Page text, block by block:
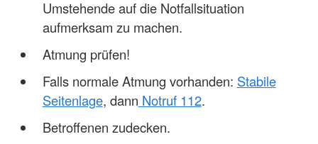
Umstehende auf die Notfallsituation
aufmerksam zu machen.
Atmung prüfen!
Falls normale Atmung vorhanden: Stabile
Seitenlage, dann Notruf 112.
Betroffenen zudecken.